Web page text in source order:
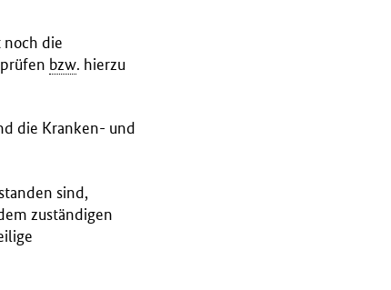
noch die
bzw. hierzu
die Kranken- und
sind,
zuständigen